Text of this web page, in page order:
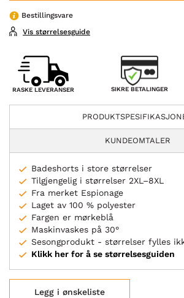
Bestillingsvare
Vis størrelsesguide
RASKE LEVERANSER SIKRE BETALINGER
KUNDEOMTALER
Badeshorts i store størrelser
Tilgjengelig i størrelser 2XL–8XL
Fra merket Espionage
Laget av 100 % polyester
Fargen er mørkeblå
Maskinvaskes på 30°
Sesongprodukt - størrelser fylles
Klikk her for å se størrelsesguiden
Legg i ønskeliste